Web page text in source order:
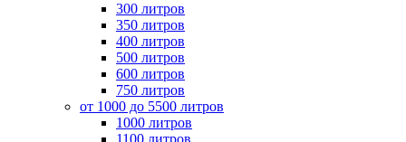
300 литров
350 литров
400 литров
500 литров
600 литров
750 литров
от 1000 до 5500 литров
1000 литров